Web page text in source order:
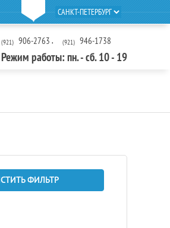
(921) 906-2763 , (921) 946-1738
Режим работы: пн. - сб. 10 - 19
ФИЛЬТР